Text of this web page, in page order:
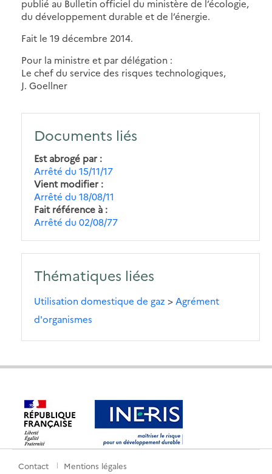
publié au Bulletin officiel du ministère de l’écologie,
du développement durable et de l’énergie.
Fait le 19 décembre 2014.
Pour la ministre et par délégation :
Le chef du service des risques technologiques,
J. Goellner
Documents liés
Est abrogé par
Arrêté du 15/11/17
Vient modifier
Arrêté du 18/08/11
Fait référence à
Arrêté du 02/08/77
Thématiques liées
Utilisation domestique de gaz > Agrément
d'organismes
Contact
Mentions légales